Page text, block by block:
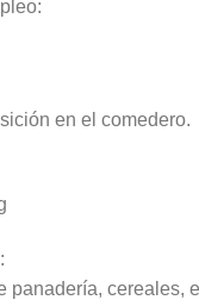
en el comedero.
panadería, cereales,